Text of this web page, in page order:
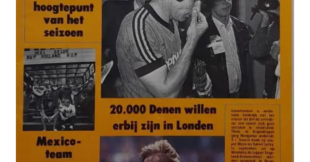
Wie is puntertje
Puntertjes
Contact